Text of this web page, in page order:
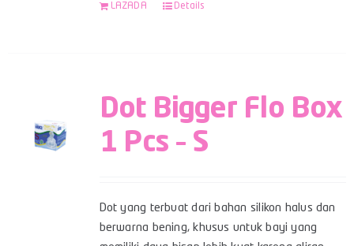
LAZADA Details
Dot Bigger Flo Box
1 Pcs – S
Dot yang terbuat dari bahan silikon halus dan
berwarna bening, khusus untuk bayi yang